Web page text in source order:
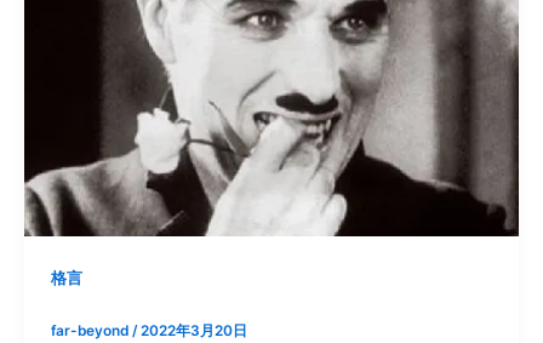
格言
far-beyond /2022年3月20日